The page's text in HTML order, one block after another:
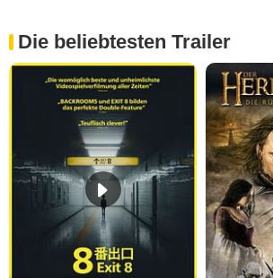
Die beliebtesten Trailer